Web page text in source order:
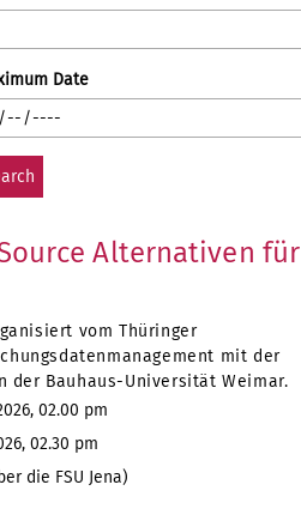
Date
Alternativen für
vom Thüringer
mit der
der Bauhaus-Universität Weimar.
02.00 pm
02.30 pm
die FSU Jena)